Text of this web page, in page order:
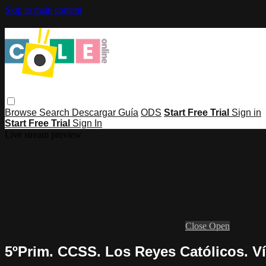
Skip to main content
Browse Search Descargar Guía ODS Start Free Trial Sign in
Start Free Trial Sign In
Close Open
5ºPrim. CCSS. Los Reyes Católicos.